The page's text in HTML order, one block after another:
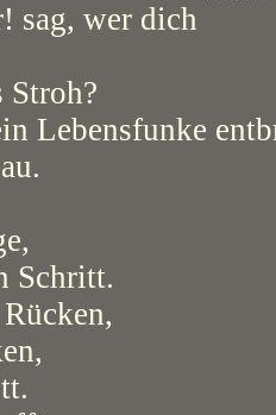
sag, wer dich
Stroh?
Lebensfunke
Schritt.